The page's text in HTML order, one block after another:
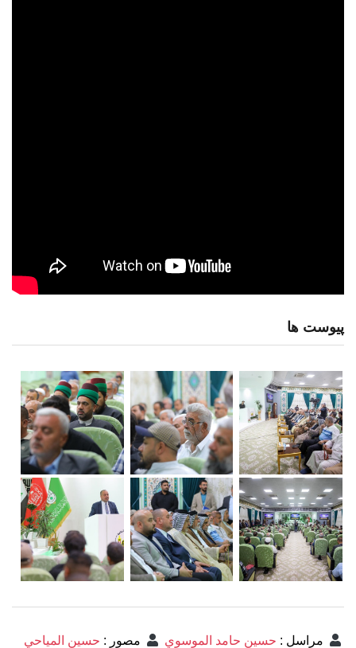
پیوست ها
مراسل : حسين حامد الموسوي مصور : حسين المياحي